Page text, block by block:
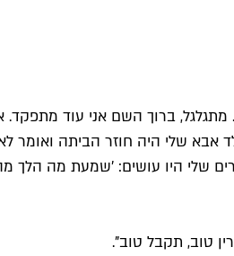
ברוך השם אני עוד מתפקד.
אבא שלי היה חוזר הביתה ואומר
שלי היו עושים: 'שמעת מה הלך